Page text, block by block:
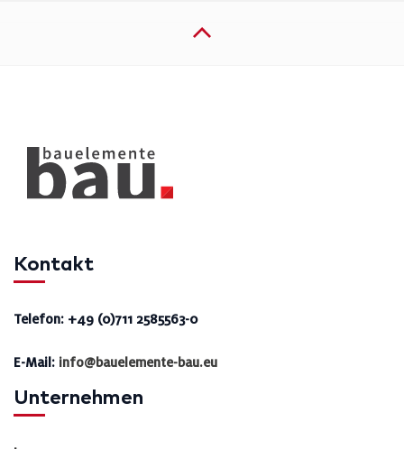
Kontakt
Telefon: +49 (0)711 2585563-0
E-Mail: info@bauelemente-bau.eu
Unternehmen